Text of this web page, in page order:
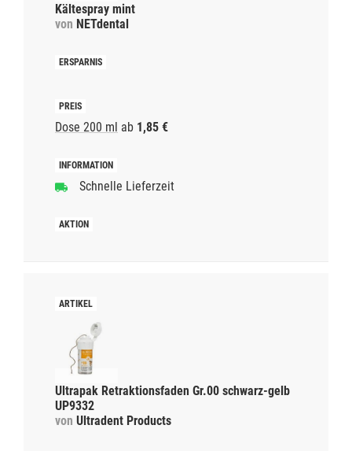
Kältespray mint
von NETdental
Dose 200 ml ab 1,85 €
Schnelle Lieferzeit
Ultrapak Retraktionsfaden Gr.00 schwarz-gelb
UP9332
von Ultradent Products